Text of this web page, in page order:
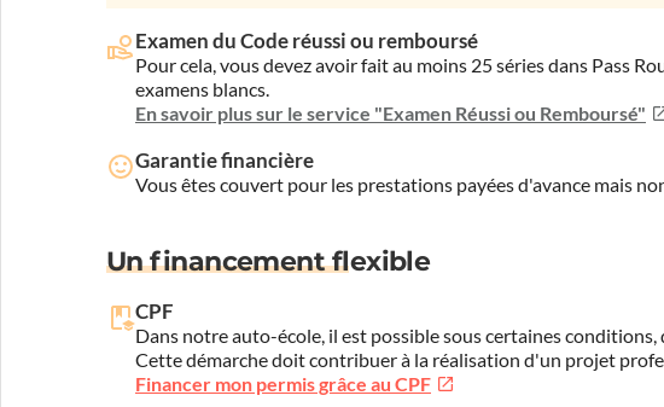
Examen du Code réussi ou remboursé
Pour cela, vous devez avoir fait au moins 25 séries dans Pass
examens blancs.
En savoir plus sur le service "Examen Réussi ou Remboursé"
Garantie financière
Vous êtes couvert pour les prestations payées d'avance mais
Un financement flexible
CPF
Dans notre auto-école, il est possible sous certaines
Cette démarche doit contribuer à la réalisation d'un projet
Financer mon permis grâce au CPF